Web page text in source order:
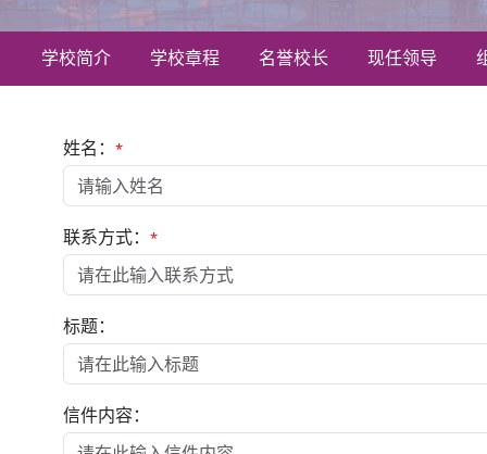
学校简介 学校章程 名誉校长 现任领导